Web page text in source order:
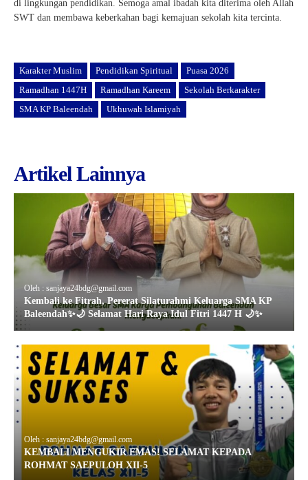
di lingkungan pendidikan. Semoga amal ibadah kita diterima oleh Allah
SWT dan membawa keberkahan bagi kemajuan sekolah kita tercinta.
Karakter Muslim Pendidikan Spiritual
Puasa 2026
Ramadhan 1447H
Ramadhan Kareem
Sekolah Berkarakter
SMA KP Baleendah
Ukhuwah Islamiyah
Artikel Lainnya
Oleh : sanjaya24bdg@gmail.com
Kembali ke Fitrah, Pererat Silaturahmi Keluarga SMA KP
Baleendah✨🌙 Selamat Hari Raya Idul Fitri 1447 H 🌙✨
Oleh : sanjaya24bdg@gmail.com
KEMBALI MENGUKIR EMAS! SELAMAT KEPADA
ROHMAT SAEPULOH XII-5